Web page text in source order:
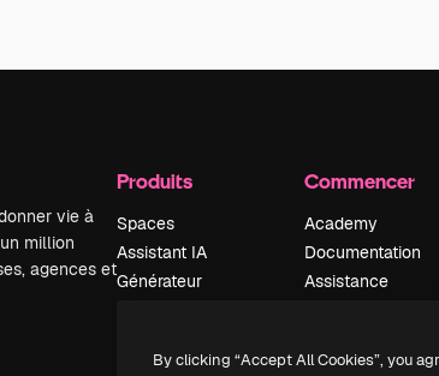
vie à
million
agences et
Produits
Spaces
Assistant IA
Générateur
vidéos IA
Commencer
Academy
Documentation
Assistance
Politique de
By clicking “Accept All Cookies”, you